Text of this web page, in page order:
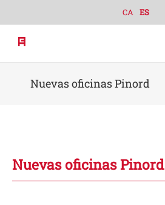
content
CA ES
Nuevas oficinas Pinord
Nuevas oficinas Pinord